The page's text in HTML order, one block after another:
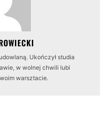
Ukończył studia
w wolnej chwili lubi
warsztacie.